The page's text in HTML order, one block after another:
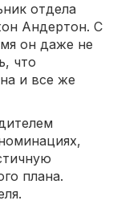
отдела
Андертон. С
он даже не
что
и все же
плана.